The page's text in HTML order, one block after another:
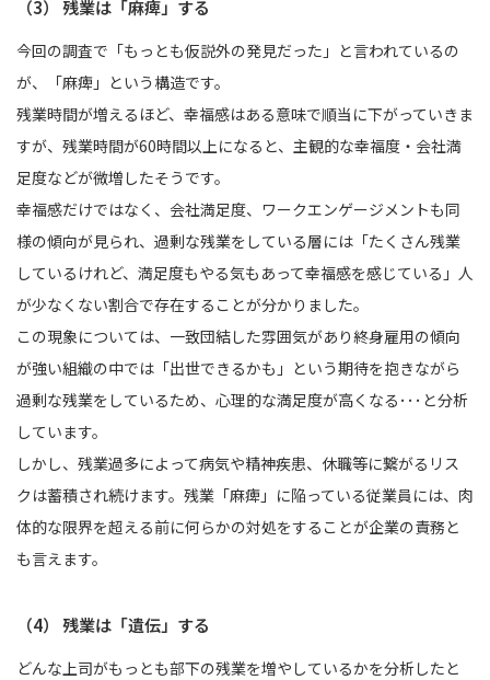
（3） 残業は「麻痺」する
今回の調査で「もっとも仮説外の発見だった」と言われているの
が、「麻痺」という構造です。
残業時間が増えるほど、幸福感はある意味で順当に下がっていきま
すが、残業時間が60時間以上になると、主観的な幸福度・会社満
足度などが微増したそうです。
幸福感だけではなく、会社満足度、ワークエンゲージメントも同
様の傾向が見られ、過剰な残業をしている層には「たくさん残業
しているけれど、満足度もやる気もあって幸福感を感じている」人
が少なくない割合で存在することが分かりました。
この現象については、一致団結した雰囲気があり終身雇用の傾向
が強い組織の中では「出世できるかも」という期待を抱きながら
過剰な残業をしているため、心理的な満足度が高くなる･･･と分析
しています。
しかし、残業過多によって病気や精神疾患、休職等に繋がるリス
クは蓄積され続けます。残業「麻痺」に陥っている従業員には、肉
体的な限界を超える前に何らかの対処をすることが企業の責務と
も言えます。
（4） 残業は「遺伝」する
どんな上司がもっとも部下の残業を増やしているかを分析したと